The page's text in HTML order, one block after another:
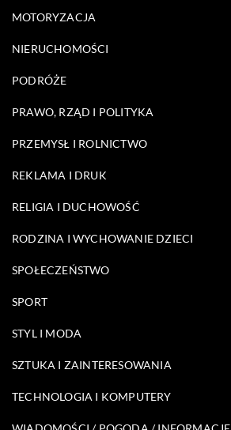
MOTORYZACJA
NIERUCHOMOŚCI
PODRÓŻE
PRAWO, RZĄD I POLITYKA
PRZEMYSŁ I ROLNICTWO
REKLAMA I DRUK
RELIGIA I DUCHOWOŚĆ
RODZINA I WYCHOWANIE DZIECI
SPOŁECZEŃSTWO
SPORT
STYL I MODA
SZTUKA I ZAINTERESOWANIA
TECHNOLOGIA I KOMPUTERY